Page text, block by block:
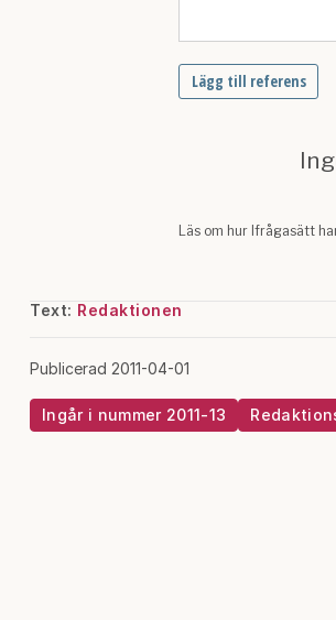
Text: Redaktionen
Publicerad 2011-04-01
Ingår i nummer 2011-13